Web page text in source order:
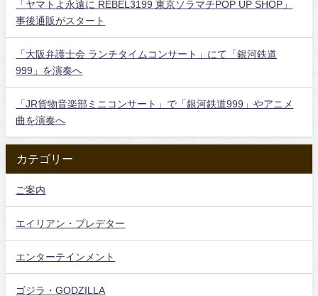
「ヤマトよ永遠に REBEL3199 東京ソラマチPOP UP SHOP」
事後通販がスタート
「大阪弁護士会 ランチタイムコンサート」にて「銀河鉄道
999」を演奏へ
「JR貨物音楽部ミニコンサート」で「銀河鉄道999」やアニメ
曲を演奏へ
カテゴリー
ご案内
エイリアン・プレデター
エンターテインメント
ゴジラ・GODZILLA